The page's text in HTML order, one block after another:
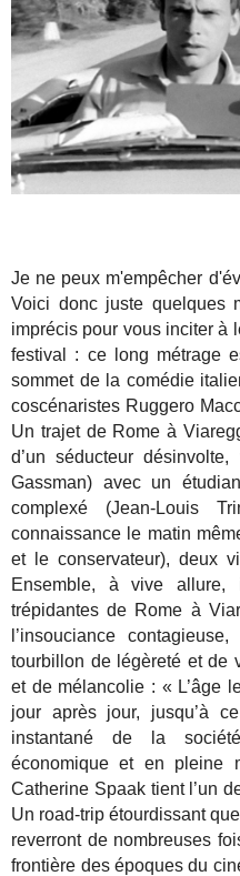
Je ne peux m'empêcher
Voici donc juste quelques
imprécis pour vous inciter à
festival : ce long métrage
sommet de la comédie
coscénaristes Ruggero
Un trajet de Rome à
d’un séducteur
Gassman) avec un
complexé (Jean-Louis
connaissance le matin
et le conservateur), deux
Ensemble, à vive
trépidantes de Rome à
l’insouciance
tourbillon de légèreté et de
et de mélancolie : « L’âge
jour après jour, jusqu’à
instantané de la
économique et en pleine
Catherine Spaak tient l’un
Un road-trip étourdissant
reverront de nombreuses
frontière des époques du